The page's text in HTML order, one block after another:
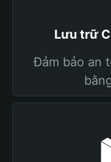
Lưu trữ
Đảm bảo an